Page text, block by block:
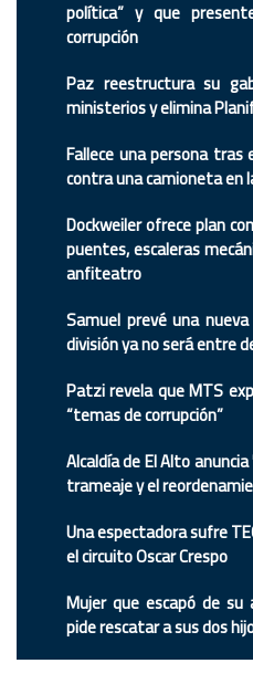
política” y que
corrupción
Paz reestructura su
ministerios y elimina
Fallece una persona
contra una camioneta en
Dockweiler ofrece plan
puentes, escaleras
anfiteatro
Samuel prevé una
división ya no será entre
Patzi revela que MTS
“temas de corrupción”
Alcaldía de El Alto
trameaje y el
Una espectadora sufre
el circuito Oscar Crespo
Mujer que escapó de
pide rescatar a sus dos